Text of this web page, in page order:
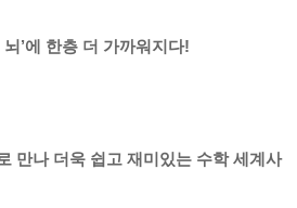
뇌’에 한층 더 가까워지다!
만나 더욱 쉽고 재미있는 수학 세계사